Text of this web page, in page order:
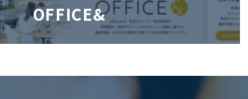
OFFICE&